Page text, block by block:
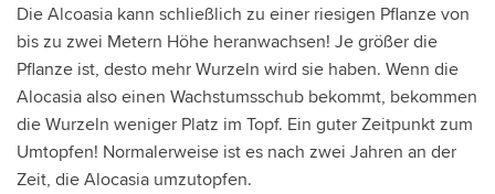
Die Alcoasia kann schließlich zu einer riesigen Pflanze von
bis zu zwei Metern Höhe heranwachsen! Je größer die
Pflanze ist, desto mehr Wurzeln wird sie haben. Wenn die
Alocasia also einen Wachstumsschub bekommt, bekommen
die Wurzeln weniger Platz im Topf. Ein guter Zeitpunkt zum
Umtopfen! Normalerweise ist es nach zwei Jahren an der
Zeit, die Alocasia umzutopfen.